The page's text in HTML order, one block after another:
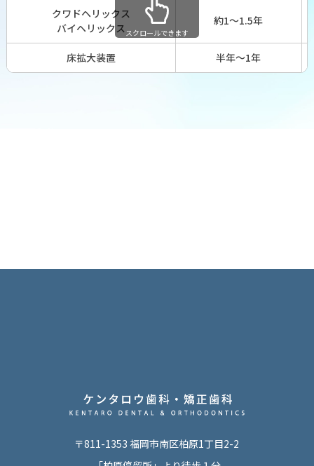
クワドヘリックス
バイヘリックス
約1〜1.5年
床拡大装置 半年〜1年
スクロールできます
〒811-1353 福岡市南区柏原1丁目2-2